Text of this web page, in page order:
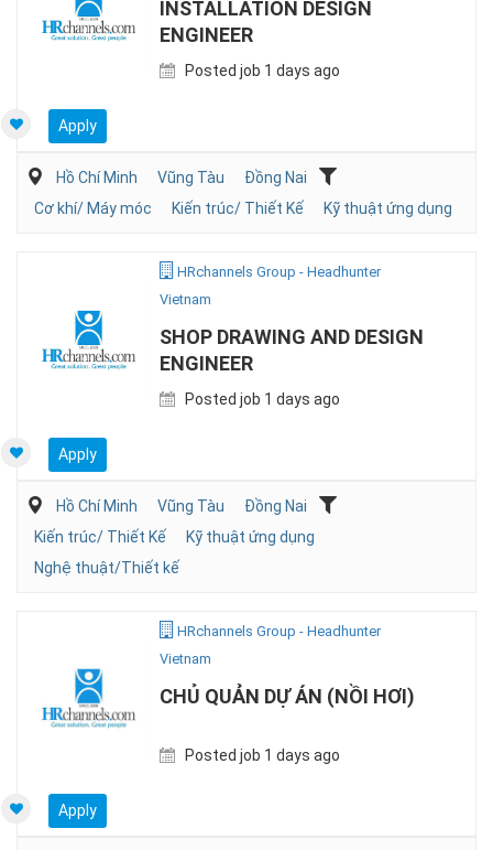
INSTALLATION DESIGN
ENGINEER
Posted job 1 days ago
Apply
Hồ Chí Minh Vũng Tàu
Đồng Nai
Cơ khí/ Máy móc
Kiến trúc/ Thiết Kế Kỹ thuật ứng dụng
HRchannels Group - Headhunter
Vietnam
SHOP DRAWING AND DESIGN
ENGINEER
Posted job 1 days ago
Apply
Hồ Chí Minh Vũng Tàu
Đồng Nai
Kiến trúc/ Thiết Kế
Kỹ thuật ứng dụng
Nghệ thuật/Thiết kế
HRchannels Group - Headhunter
Vietnam
CHỦ QUẢN DỰ ÁN (NỒI HƠI)
Posted job 1 days ago
Apply